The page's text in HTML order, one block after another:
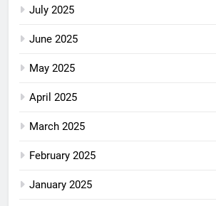
July 2025
June 2025
May 2025
April 2025
March 2025
February 2025
January 2025